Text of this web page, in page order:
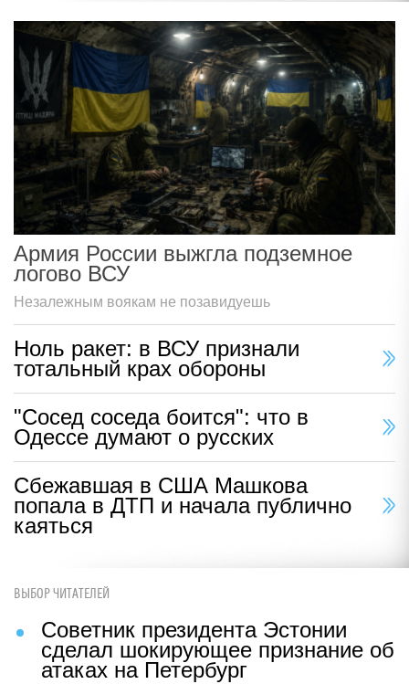
Армия России выжгла подземное
логово ВСУ
Незалежным воякам не позавидуешь
Ноль ракет: в ВСУ признали
тотальный крах обороны
"Сосед соседа боится": что в
Одессе думают о русских
Сбежавшая в США Машкова
попала в ДТП и начала публично
каяться
ВЫБОР ЧИТАТЕЛЕЙ
Советник президента Эстонии
сделал шокирующее признание об
атаках на Петербург